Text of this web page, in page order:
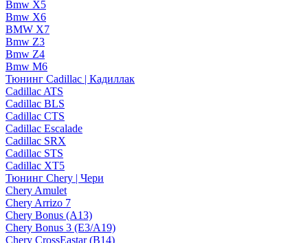
Bmw X5
Bmw X6
BMW X7
Bmw Z3
Bmw Z4
Bmw М6
Тюнинг Cadillac | Кадиллак
Cadillac ATS
Cadillac BLS
Cadillac CTS
Cadillac Escalade
Cadillac SRX
Cadillac STS
Cadillac XT5
Тюнинг Chery | Чери
Chery Amulet
Chery Arrizo 7
Chery Bonus (A13)
Chery Bonus 3 (E3/A19)
Chery CrossEastar (B14)